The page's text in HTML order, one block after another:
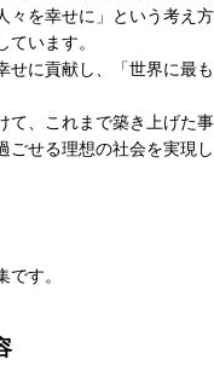
々を幸せに」という考え
います。
せに貢献し、「世界に最
て、これまで築き上げた
せる理想の社会を実現し
す。